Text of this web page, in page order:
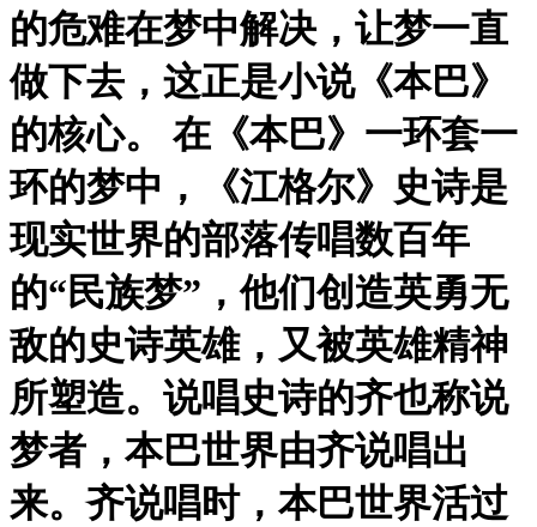
的危难在梦中解决，让梦一直
做下去，这正是小说《本巴》
的核心。 在《本巴》一环套一
环的梦中，《江格尔》史诗是
现实世界的部落传唱数百年
的“民族梦”，他们创造英勇无
敌的史诗英雄，又被英雄精神
所塑造。说唱史诗的齐也称说
梦者，本巴世界由齐说唱出
来。齐说唱时，本巴世界活过